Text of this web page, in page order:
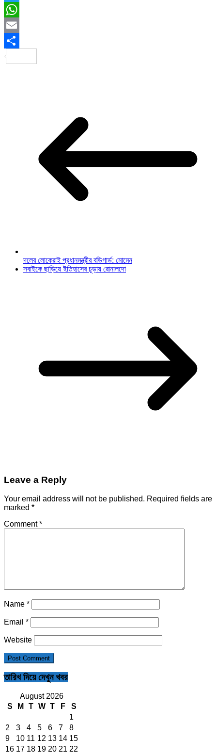
Twitter
WhatsApp
Email
দলের লোকেরাই প্রধানমন্ত্রীর বডিগার্ড: মোমেন
সবাইকে ছাড়িয়ে ইতিহাসের চূড়ায় রোনালদো
Leave a Reply
Your email address will not be published. Required fields are
marked *
Comment*
Name *
Email *
Website
তারিখ দিয়ে দেখুন খবর
August 2026
S
M T W T F
S
1
2
3 4 5 6 7
8
9
10 11 12 13 14 15
16 17 18 19 20 21 22